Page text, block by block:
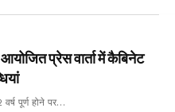
प्रेस वार्ता में कैबिनेट
पूर्ण होने पर…